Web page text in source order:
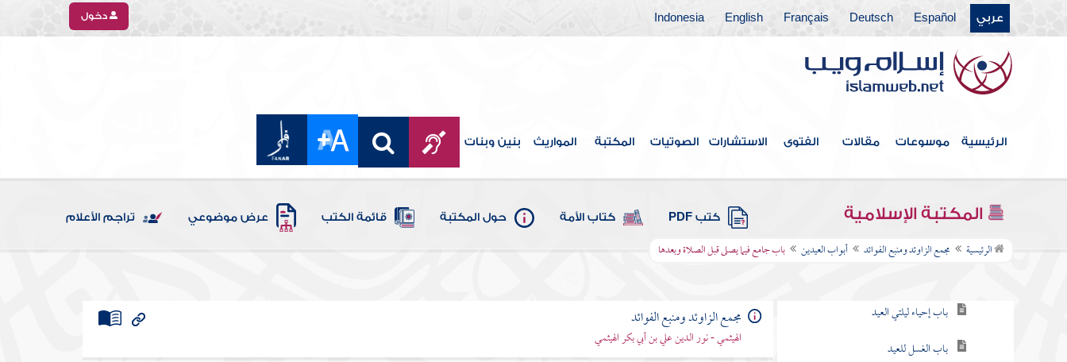
عربي Español
Deutsch
Français
English
Indonesia دخول
الرئيسية موسوعات مقالات الفتوى الاستشارات الصوتيات المكتبة المواريث بنين وبنات
المكتبة الإسلامية كتب PDF كتاب الأمة حول المكتبة قائمة الكتب عرض موضوعي تراجم الأعلام
الرئيسية مجمع الزاوئد ومنبع الفوائد أبواب العيدين باب جامع فيما يصلى قبل الصلاة وبعدها
فهرس الكتاب
خطبة الكتاب
كتاب الإيمان
كتاب العلم
كتاب الصلاة
أبواب العيدين
باب إحياء ليلتي العيد
باب الغسل للعيد
مجمع الزاوئد ومنبع الفوائد
الهيثمي - نور الدين علي بن أبي بكر الهيثمي